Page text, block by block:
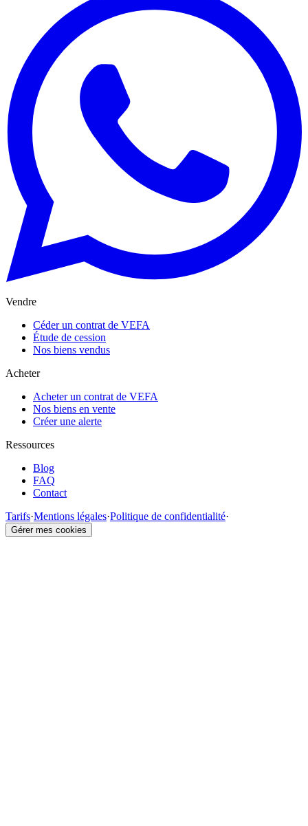
Vendre
Céder un contrat de VEFA
Étude de cession
Nos biens vendus
Acheter
Acheter un contrat de VEFA
Nos biens en vente
Créer une alerte
Ressources
Blog
FAQ
Contact
Tarifs·Mentions légales·Politique de confidentialité·
Gérer mes cookies